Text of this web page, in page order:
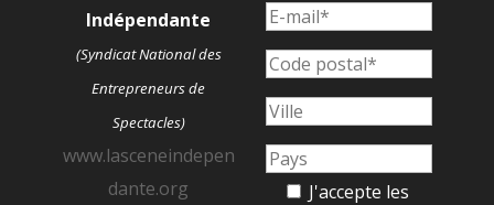
Indépendante
(Syndicat National des
Entrepreneurs de
Spectacles)
www.lasceneindepen
dante.org
J'accepte les